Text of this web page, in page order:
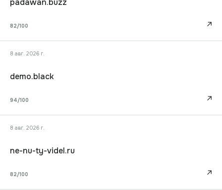
82/100 ↗
8 авг. 2026 г.
demo.black
94/100 ↗
8 авг. 2026 г.
ne-nu-ty-videl.ru
82/100 ↗